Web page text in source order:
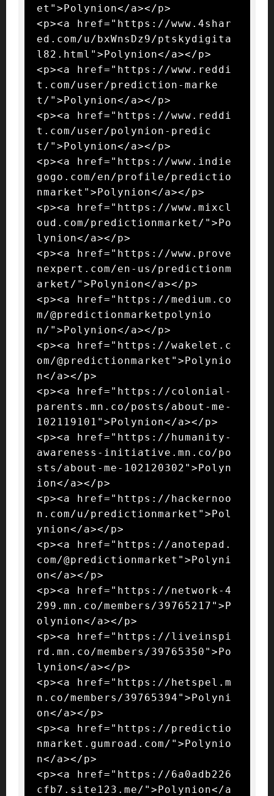
et">Polynion</a></p>
<p><a href="https://www.4shar
ed.com/u/bxWnsDz9/ptskydigita
l82.html">Polynion</a></p>
<p><a href="https://www.reddi
t.com/user/prediction-marke
t/">Polynion</a></p>
<p><a href="https://www.reddi
t.com/user/polynion-predic
t/">Polynion</a></p>
<p><a href="https://www.indie
gogo.com/en/profile/predictio
nmarket">Polynion</a></p>
<p><a href="https://www.mixcl
oud.com/predictionmarket/">Po
lynion</a></p>
<p><a href="https://www.prove
nexpert.com/en-us/predictionm
arket/">Polynion</a></p>
<p><a href="https://medium.co
m/@predictionmarketpolynio
n/">Polynion</a></p>
<p><a href="https://wakelet.c
om/@predictionmarket">Polynio
n</a></p>
<p><a href="https://colonial-
parents.mn.co/posts/about-me-
102119101">Polynion</a></p>
<p><a href="https://humanity-
awareness-initiative.mn.co/po
sts/about-me-102120302">Polyn
ion</a></p>
<p><a href="https://hackernoo
n.com/u/predictionmarket">Pol
ynion</a></p>
<p><a href="https://anotepad.
com/@predictionmarket">Polyni
on</a></p>
<p><a href="https://network-4
299.mn.co/members/39765217">P
olynion</a></p>
<p><a href="https://liveinspi
rd.mn.co/members/39765350">Po
lynion</a></p>
<p><a href="https://hetspel.m
n.co/members/39765394">Polyni
on</a></p>
<p><a href="https://predictio
nmarket.gumroad.com/">Polynio
n</a></p>
<p><a href="https://6a0adb226
cfb7.site123.me/">Polynion</a